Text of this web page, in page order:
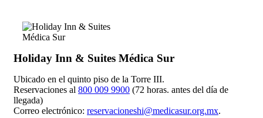
Holiday Inn & Suites Médica Sur
Ubicado en el quinto piso de la Torre III.
Reservaciones al 800 009 9900 (72 horas. antes del día de
llegada)
Correo electrónico: reservacioneshi@medicasur.org.mx.